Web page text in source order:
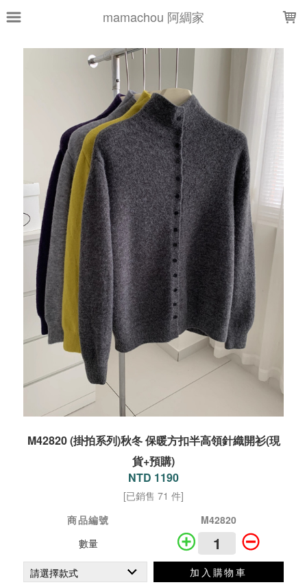
mamachou 阿綢家
M42820 (掛拍系列)秋冬 保暖方扣半高領針織開衫(現
貨+預購)
NTD 1190
[已銷售 71 件]
商品編號
M42820
數量
加入購物車